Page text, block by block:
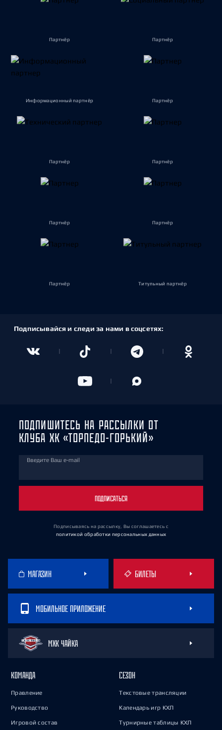
Партнёр Партнёр
Информационный партнёр Партнёр
Партнёр Партнёр
Партнёр Партнёр
Партнёр Титульный партнёр
Подписывайся и следи за нами в соцсетях:
ПОДПИШИТЕСЬ НА РАССЫЛКИ ОТ
КЛУБА ХК «ТОРПЕДО-ГОРЬКИЙ»
Введите Ваш e-mail
ПОДПИСАТЬСЯ
Подписываясь на рассылку, Вы соглашаетесь с
политикой обработки персональных данных
МАГАЗИН БИЛЕТЫ
МОБИЛЬНОЕ ПРИЛОЖЕНИЕ
МХК ЧАЙКА
КОМАНДА
Правление
Руководство
Игровой состав
СЕЗОН
Текстовые трансляции
Календарь игр КХЛ
Турнирные таблицы КХЛ